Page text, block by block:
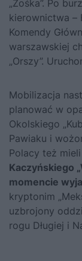
„Zośka”. Po
kierownictwa –
Komendy
warszawskiej
„Orszy”.
Mobilizacja
planować w
Okolskiego
Pawiaku i
Polacy też mieli
Kaczyńskiego
momencie
kryptonim
uzbrojony
rogu Długiej i